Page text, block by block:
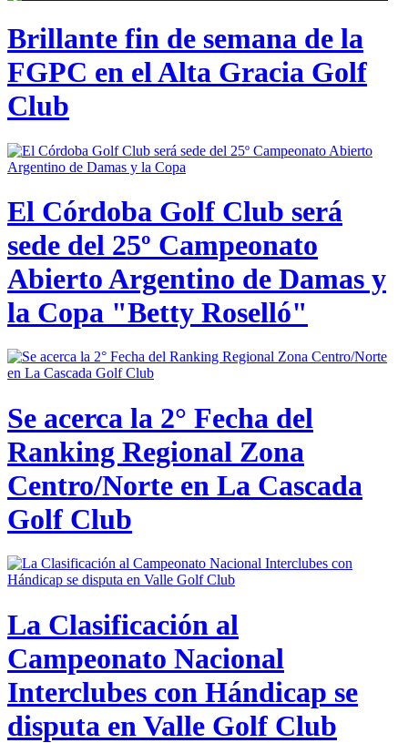
Brillante fin de semana de la
FGPC en el Alta Gracia Golf
Club
El Córdoba Golf Club será
sede del 25º Campeonato
Abierto Argentino de Damas y
la Copa "Betty Roselló"
Se acerca la 2° Fecha del
Ranking Regional Zona
Centro/Norte en La Cascada
Golf Club
La Clasificación al
Campeonato Nacional
Interclubes con Hándicap se
disputa en Valle Golf Club